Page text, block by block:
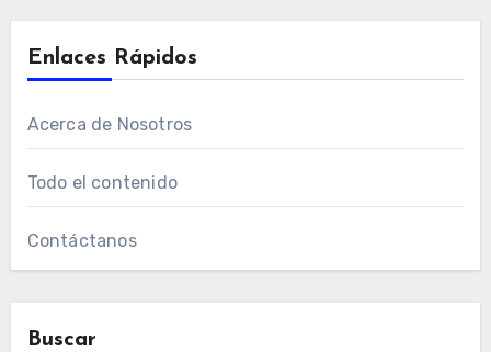
Enlaces Rápidos
Acerca de Nosotros
Todo el contenido
Contáctanos
Buscar